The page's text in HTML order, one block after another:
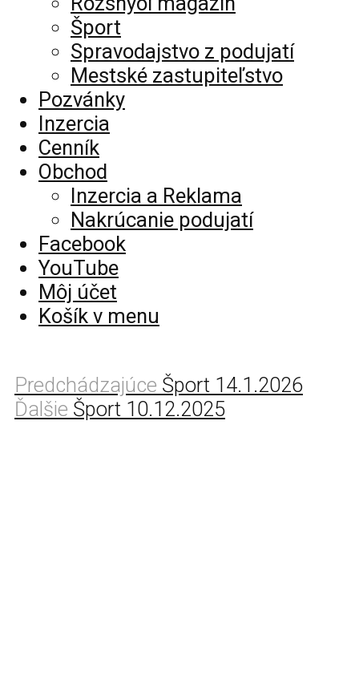
Šport
Spravodajstvo z podujatí
Mestské zastupiteľstvo
Pozvánky
Inzercia
Cenník
Obchod
Inzercia a Reklama
Nakrúcanie podujatí
Facebook
YouTube
Môj účet
Košík v menu
Predchádzajúce Šport 14.1.2026
Ďalšie Šport 10.12.2025